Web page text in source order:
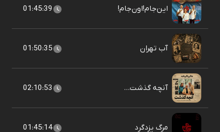
این‌جام!اون‌جام! 01:45:39
آب تهران 01:50:35
آنچه گذشت... 02:10:53
مرگ یزدگرد 01:45:14